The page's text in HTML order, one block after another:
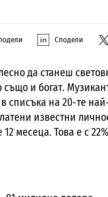
Сподели
да станеш
и богат.
списъка на 20-те
известни
месеца. Това е с